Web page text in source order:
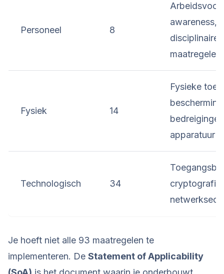
Personeel 8
awareness,
disciplinaire
maatregelen
Fysiek 14
Fysieke
apparatuur
Technologisch 34
Je hoeft niet alle 93 maatregelen te
implementeren. De Statement of Applicability